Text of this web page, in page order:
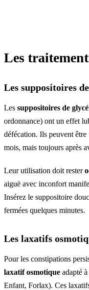
Les
Les suppositoires
Les suppositoires de
ordonnance) ont un effet
défécation. Ils peuvent
mois, mais toujours après
Leur utilisation doit rester
aiguë avec inconfort
Insérez le suppositoire
fermées quelques minutes.
Les laxatifs
Pour les constipations
laxatif osmotique adapté
Enfant, Forlax). Ces